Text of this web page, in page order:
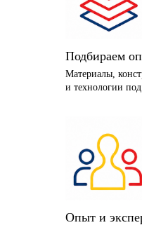
Подбираем
Материалы,
и технологии под
Опыт и